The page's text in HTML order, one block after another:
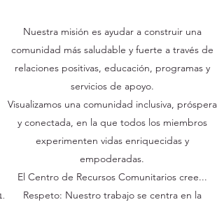
Nuestra misión es ayudar a construir una
comunidad más saludable y fuerte a través de
relaciones positivas, educación, programas y
servicios de apoyo.
Visualizamos una comunidad inclusiva, próspera
y conectada, en la que todos los miembros
experimenten vidas enriquecidas y
empoderadas.
El Centro de Recursos Comunitarios cree...
Respeto: Nuestro trabajo se centra en la